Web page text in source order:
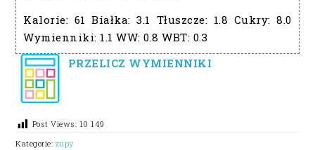
Kalorie: 61 Białka:3.1 Tłuszcze: 1.8 Cukry:8.0
Wymienniki: 1.1 WW:0.8 WBT: 0.3
PRZELICZ WYMIENNIKI
Post Views: 10 149
Kategorie: zupy